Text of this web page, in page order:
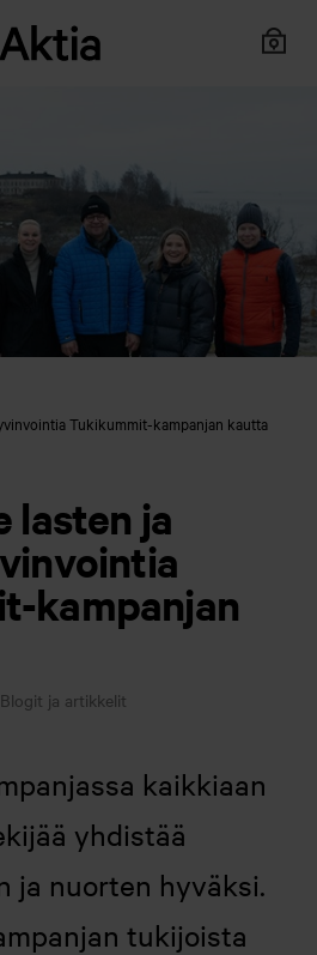
Tukikummit-kampanjan kautta
lasten ja
kampanjan
Blogit ja artikkelit
kaikkiaan
yhdistää
ja nuorten hyväksi.
tukijoista